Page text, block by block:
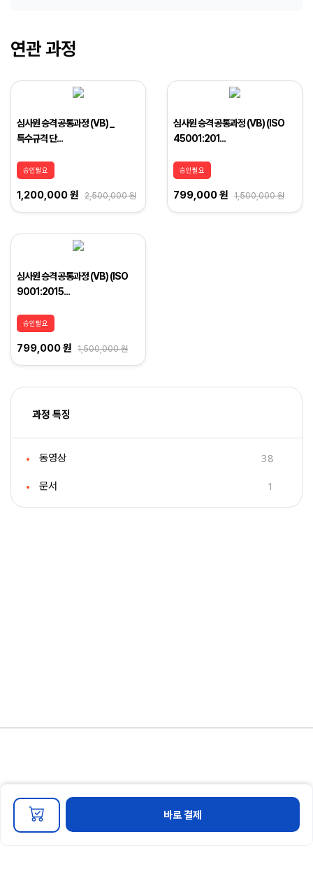
연관 과정
심사원 승격 공통과정 (VB) _
특수규격 단...
승인필요
1,200,000 원 2,500,000 원
심사원 승격 공통과정 (VB) (ISO
45001:201...
승인필요
799,000 원 1,500,000 원
심사원 승격 공통과정 (VB) (ISO
9001:2015...
승인필요
799,000 원 1,500,000 원
바로 결제
과정 특징
동영상 38
문서 1
개인정보 처리방침 이용약관 마케팅 정보 수신 동의
회사명 : 경영인증교육원 대표자명 : 신솔푸름